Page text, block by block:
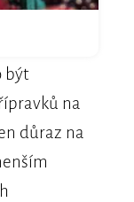
být
na
důraz na